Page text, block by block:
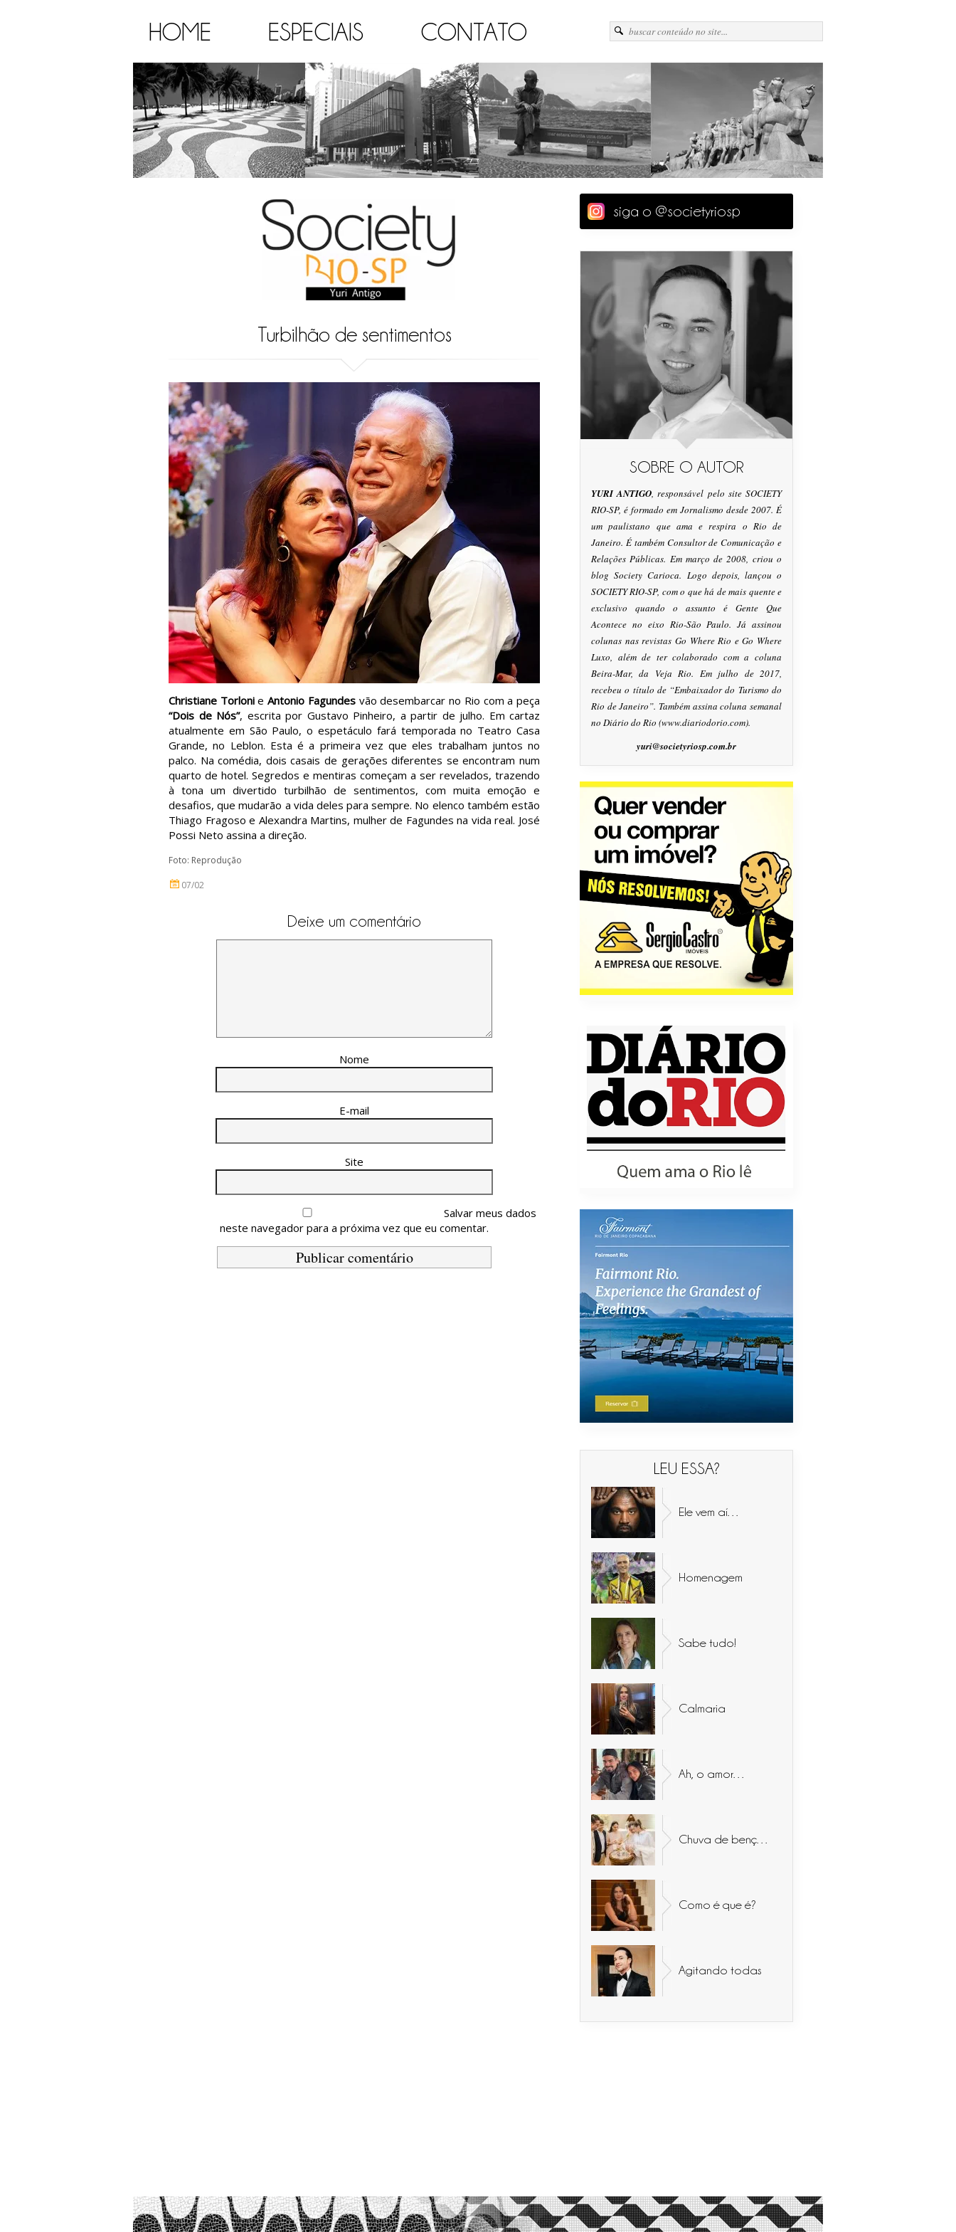
HOME ESPECIAIS CONTATO
Turbilhão de sentimentos
Christiane TorlonieAntonio Fagundesvão desembarcar no Rio com a peça
“Dois de Nós”, escrita por Gustavo Pinheiro, a partir de julho. Em cartaz
atualmente em São Paulo, o espetáculo fará temporada no Teatro Casa
Grande, no Leblon. Esta é a primeira vez que eles trabalham juntos no
palco. Na comédia, dois casais de gerações diferentes se encontram num
quarto de hotel. Segredos e mentiras começam a ser revelados, trazendo
à tona um divertido turbilhão de sentimentos, com muita emoção e
desafios, que mudarão a vida deles para sempre. No elenco também estão
Thiago Fragoso e Alexandra Martins, mulher de Fagundes na vida real. José
Possi Neto assina a direção.
Foto: Reprodução
07/02
Deixe um comentário
Nome
E-mail
Site
Salvar meus dados
neste navegador para a próxima vez que eu comentar.
siga o @societyriosp
SOBRE O AUTOR
YURI ANTIGO, responsável pelo site SOCIETY
RIO-SP, é formado em Jornalismo desde 2007. É
um paulistano que ama e respira o Rio de
Janeiro. É também Consultor de Comunicação e
Relações Públicas. Em março de 2008, criou o
blog Society Carioca. Logo depois, lançou o
SOCIETY RIO-SP, com o que há de mais quente e
exclusivo quando o assunto é Gente Que
Acontece no eixo Rio-São Paulo. Já assinou
colunas nas revistas Go Where Rio e Go Where
Luxo, além de ter colaborado com a coluna
Beira-Mar, da Veja Rio. Em julho de 2017,
recebeu o título de “Embaixador do Turismo do
Rio de Janeiro”. Também assina coluna semanal
no Diário do Rio (www.diariodorio.com).
yuri@societyriosp.com.br
LEU ESSA?
Ele vem aí…
Homenagem
Sabe tudo!
Calmaria
Ah, o amor…
Como é que é?
Agitando todas